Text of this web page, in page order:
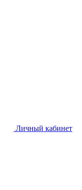
Личный кабинет